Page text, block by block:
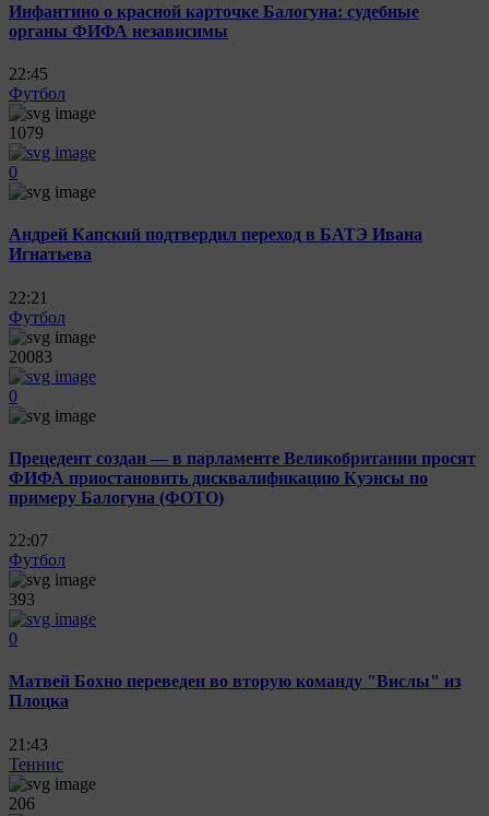
Инфантино о красной карточке Балогуна: судебные
органы ФИФА независимы
22:45
Футбол
1079
0
Андрей Капский подтвердил переход в БАТЭ Ивана
Игнатьева
22:21
Футбол
20083
0
Прецедент создан — в парламенте Великобритании просят
ФИФА приостановить дисквалификацию Куэнсы по
примеру Балогуна (ФОТО)
22:07
Футбол
393
0
Матвей Бохно переведен во вторую команду "Вислы" из
Плоцка
21:43
Теннис
206